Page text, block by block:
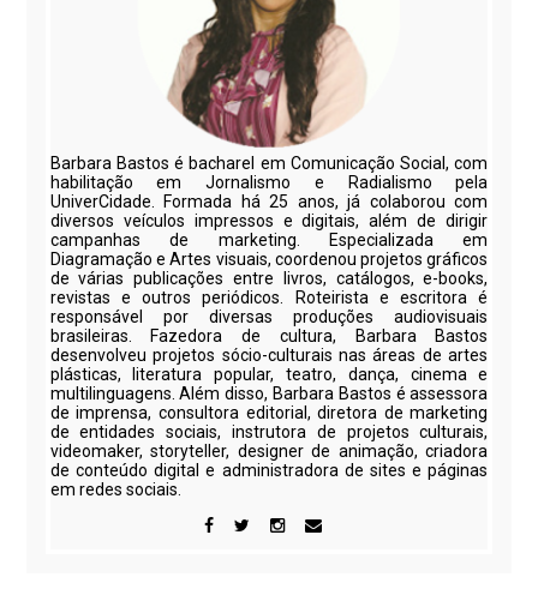
Barbara Bastos é bacharel em Comunicação Social, com
habilitação em Jornalismo e Radialismo pela
UniverCidade. Formada há 25 anos, já colaborou com
diversos veículos impressos e digitais, além de dirigir
campanhas de marketing. Especializada em
Diagramação e Artes visuais, coordenou projetos gráficos
de várias publicações entre livros, catálogos, e-books,
revistas e outros periódicos. Roteirista e escritora é
responsável por diversas produções audiovisuais
brasileiras. Fazedora de cultura, Barbara Bastos
desenvolveu projetos sócio-culturais nas áreas de artes
plásticas, literatura popular, teatro, dança, cinema e
multilinguagens. Além disso, Barbara Bastos é assessora
de imprensa, consultora editorial, diretora de marketing
de entidades sociais, instrutora de projetos culturais,
videomaker, storyteller, designer de animação, criadora
de conteúdo digital e administradora de sites e páginas
em redes sociais.